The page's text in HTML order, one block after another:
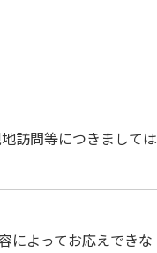
訪問等につきましては
によってお応えできな